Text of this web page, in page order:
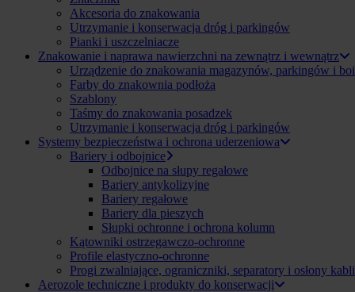
Akcesoria do znakowania
Utrzymanie i konserwacja dróg i parkingów
Pianki i uszczelniacze
Znakowanie i naprawa nawierzchni na zewnątrz i wewnątrz
Urządzenie do znakowania magazynów, parkingów i
Farby do znakownia podłoża
Szablony
Taśmy do znakowania posadzek
Utrzymanie i konserwacja dróg i parkingów
Systemy bezpieczeństwa i ochrona uderzeniowa
Bariery i odbojnice
Odbojnice na słupy regałowe
Bariery antykolizyjne
Bariery regałowe
Bariery dla pieszych
Słupki ochronne i ochrona kolumn
Kątowniki ostrzegawczo-ochronne
Profile elastyczno-ochronne
Progi zwalniające, ograniczniki, separatory i osłony kabli
Aerozole techniczne i produkty do konserwacji